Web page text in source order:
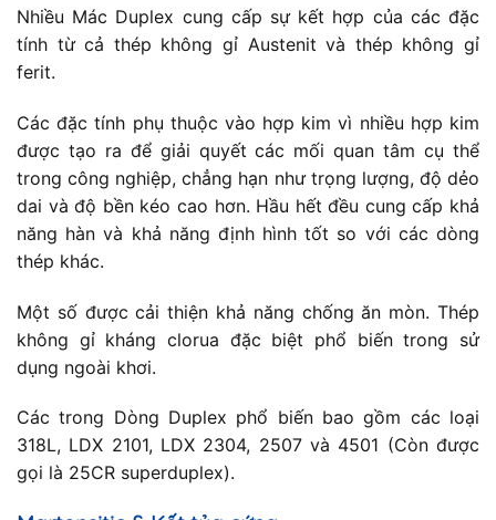
Nhiều Mác Duplex cung cấp sự kết hợp của các đặc
tính từ cả thép không gỉ Austenit và thép không gỉ
ferit.
Các đặc tính phụ thuộc vào hợp kim vì nhiều hợp kim
được tạo ra để giải quyết các mối quan tâm cụ thể
trong công nghiệp, chẳng hạn như trọng lượng, độ dẻo
dai và độ bền kéo cao hơn. Hầu hết đều cung cấp khả
năng hàn và khả năng định hình tốt so với các dòng
thép khác.
Một số được cải thiện khả năng chống ăn mòn. Thép
không gỉ kháng clorua đặc biệt phổ biến trong sử
dụng ngoài khơi.
Các trong Dòng Duplex phổ biến bao gồm các loại
318L, LDX 2101, LDX 2304, 2507 và 4501 (Còn được
gọi là 25CR superduplex).